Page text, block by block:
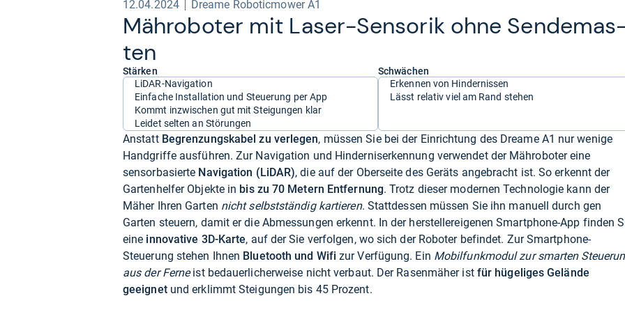
12.04.2024 Dreame Roboticmower A1
Mähro­bo­ter mit Laser-​Sen­so­rik ohne
ten
Stärken
LiDAR-Navigation
Einfache Installation und Steuerung per App
Kommt inzwischen gut mit Steigungen klar
Leidet selten an Störungen
Schwächen
Erkennen von Hindernissen
Lässt relativ viel am Rand stehen
Anstatt Begrenzungskabel zu verlegen, müssen Sie bei der Einrichtung des Dreame A1 nur wenige
Handgriffe ausführen. Zur Navigation und Hinderniserkennung verwendet der Mähroboter eine
sensorbasierte Navigation (LiDAR), die auf der Oberseite des Geräts angebracht ist. So erkennt der
Gartenhelfer Objekte in bis zu 70 Metern Entfernung. Trotz dieser modernen Technologie kann der
Mäher Ihren Garten nicht selbstständig kartieren. Stattdessen müssen Sie ihn manuell durch gen
Garten steuern, damit er die Abmessungen erkennt. In der herstellereigenen Smartphone-App finden
eine innovative 3D-Karte, auf der Sie verfolgen, wo sich der Roboter befindet. Zur Smartphone-
Steuerung stehen Ihnen Bluetooth und Wifi zur Verfügung. Ein Mobilfunkmodul zur smarten
aus der Ferneist bedauerlicherweise nicht verbaut. Der Rasenmäher ist für hügeliges Gelände
geeignetund erklimmt Steigungen bis 45 Prozent.